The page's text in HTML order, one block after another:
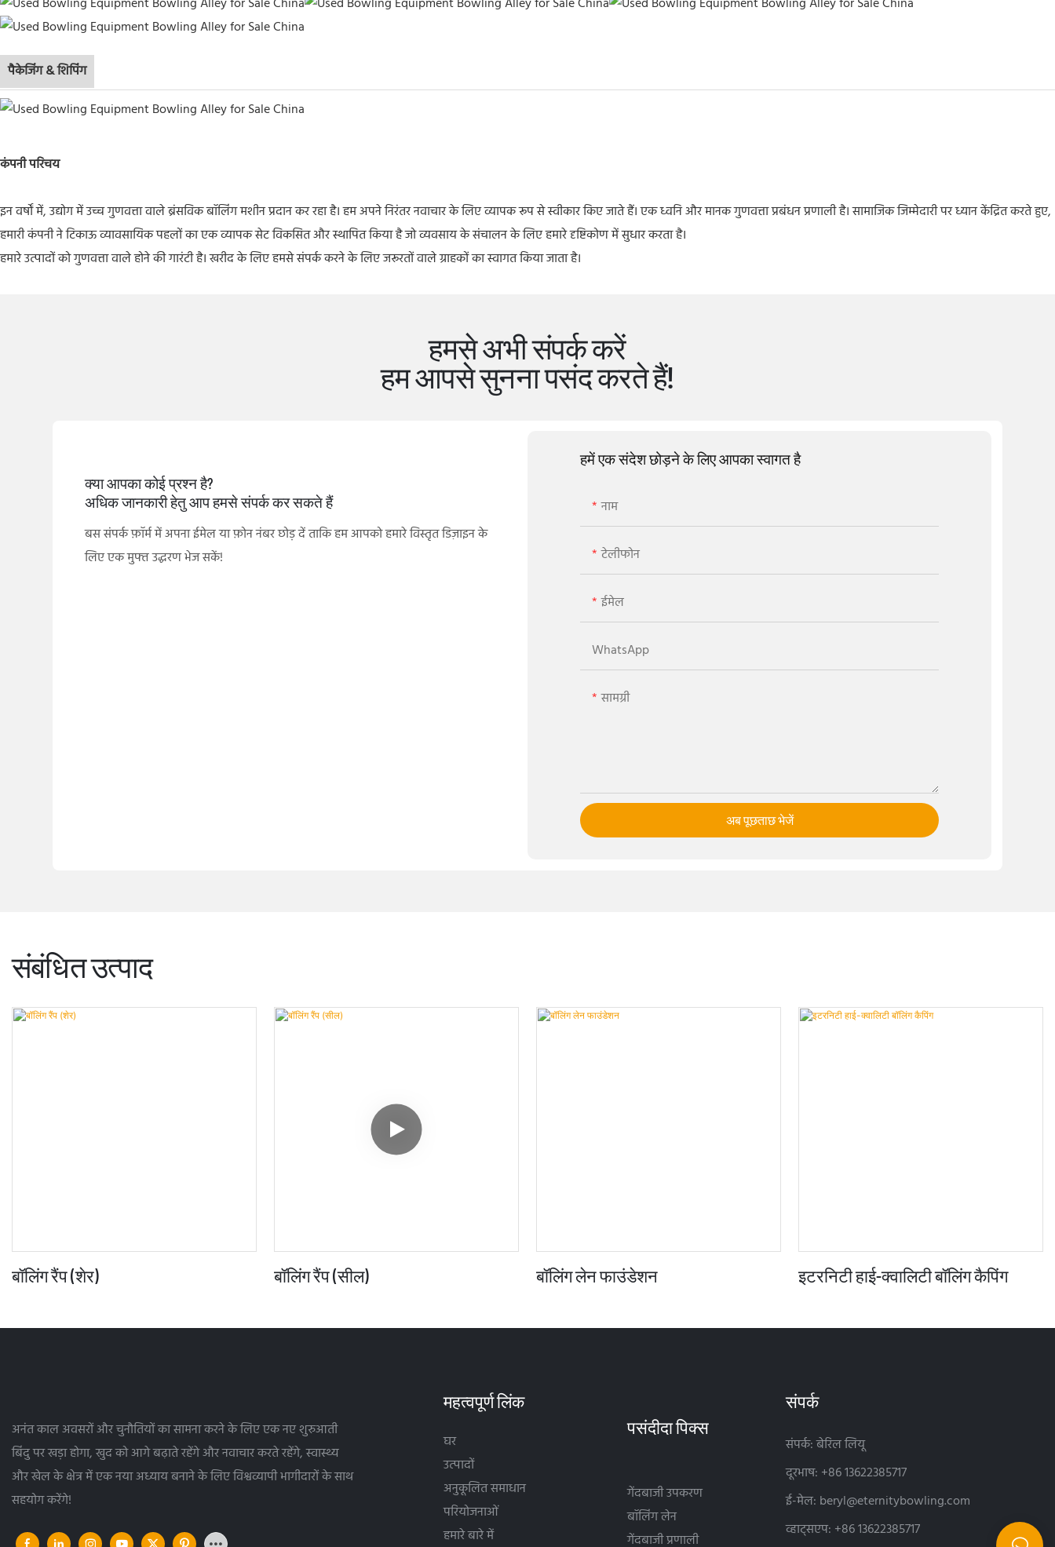
पैकेजिंग & शिपिंग
कंपनी परिचय
इन वर्षों में, उद्योग में उच्च गुणवत्ता वाले ब्रंसविक बॉलिंग मशीन प्रदान कर रहा है। हम अपने निरंतर नवाचार के लिए व्यापक रूप से स्वीकार किए जाते हैं। एक ध्वनि और मानक गुणवत्ता प्रबंधन प्रणाली है। सामाजिक जिम्मेदारी पर ध्यान केंद्रित करते हुए,
हमारी कंपनी ने टिकाऊ व्यावसायिक पहलों का एक व्यापक सेट विकसित और स्थापित किया है जो व्यवसाय के संचालन के लिए हमारे दृष्टिकोण में सुधार करता है।
हमारे उत्पादों को गुणवत्ता वाले होने की गारंटी है। खरीद के लिए हमसे संपर्क करने के लिए जरूरतों वाले ग्राहकों का स्वागत किया जाता है।
हमसे अभी संपर्क करें
हम आपसे सुनना पसंद करते हैं!
क्या आपका कोई प्रश्न है?
अधिक जानकारी हेतु आप हमसे संपर्क कर सकते हैं
बस संपर्क फ़ॉर्म में अपना ईमेल या फ़ोन नंबर छोड़ दें ताकि हम आपको हमारे विस्तृत डिज़ाइन के
लिए एक मुफ्त उद्धरण भेज सकें!
हमें एक संदेश छोड़ने के लिए आपका स्वागत है
नाम
टेलीफोन
ईमेल
WhatsApp
सामग्री
अब पूछताछ भेजें
संबंधित उत्पाद
बॉलिंग रैंप (शेर) बॉलिंग रैंप (सील) बॉलिंग लेन फाउंडेशन इटरनिटी हाई-क्वालिटी बॉलिंग कैपिंग
अनंत काल अवसरों और चुनौतियों का सामना करने के लिए एक नए शुरुआती
बिंदु पर खड़ा होगा, खुद को आगे बढ़ाते रहेंगे और नवाचार करते रहेंगे, स्वास्थ्य
और खेल के क्षेत्र में एक नया अध्याय बनाने के लिए विश्वव्यापी भागीदारों के साथ
सहयोग करेंगे!
महत्वपूर्ण लिंक
घर
उत्पादों
अनुकूलित समाधान
परियोजनाओं
हमारे बारे में
पसंदीदा पिक्स
गेंदबाजी उपकरण
बॉलिंग लेन
गेंदबाजी प्रणाली
संपर्क
संपर्क: बेरिल लियू
दूरभाष: +86 13622385717
ई-मेल: beryl@eternitybowling.com
व्हाट्सएप: +86 13622385717